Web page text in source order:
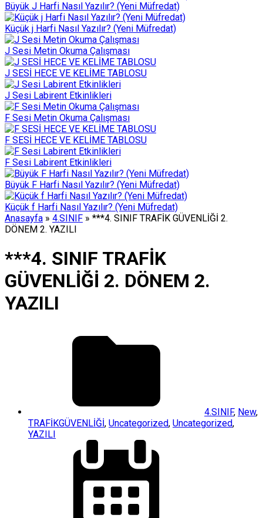
Büyük J Harfi Nasıl Yazılır? (Yeni Müfredat)
Küçük j Harfi Nasıl Yazılır? (Yeni Müfredat)
J Sesi Metin Okuma Çalışması
J SESİ HECE VE KELİME TABLOSU
J Sesi Labirent Etkinlikleri
F Sesi Metin Okuma Çalışması
F SESİ HECE VE KELİME TABLOSU
F Sesi Labirent Etkinlikleri
Büyük F Harfi Nasıl Yazılır? (Yeni Müfredat)
Küçük f Harfi Nasıl Yazılır? (Yeni Müfredat)
Anasayfa » 4.SINIF » ***4. SINIF TRAFİK GÜVENLİĞİ 2.
DÖNEM 2. YAZILI
***4. SINIF TRAFİK
GÜVENLİĞİ 2. DÖNEM 2.
YAZILI
4.SINIF, New,
TRAFİKGÜVENLİĞİ, Uncategorized, Uncategorized,
YAZILI